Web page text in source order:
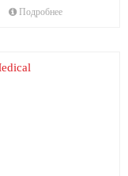
Подробнее